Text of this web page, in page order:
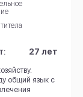
27 лет
общий язык с